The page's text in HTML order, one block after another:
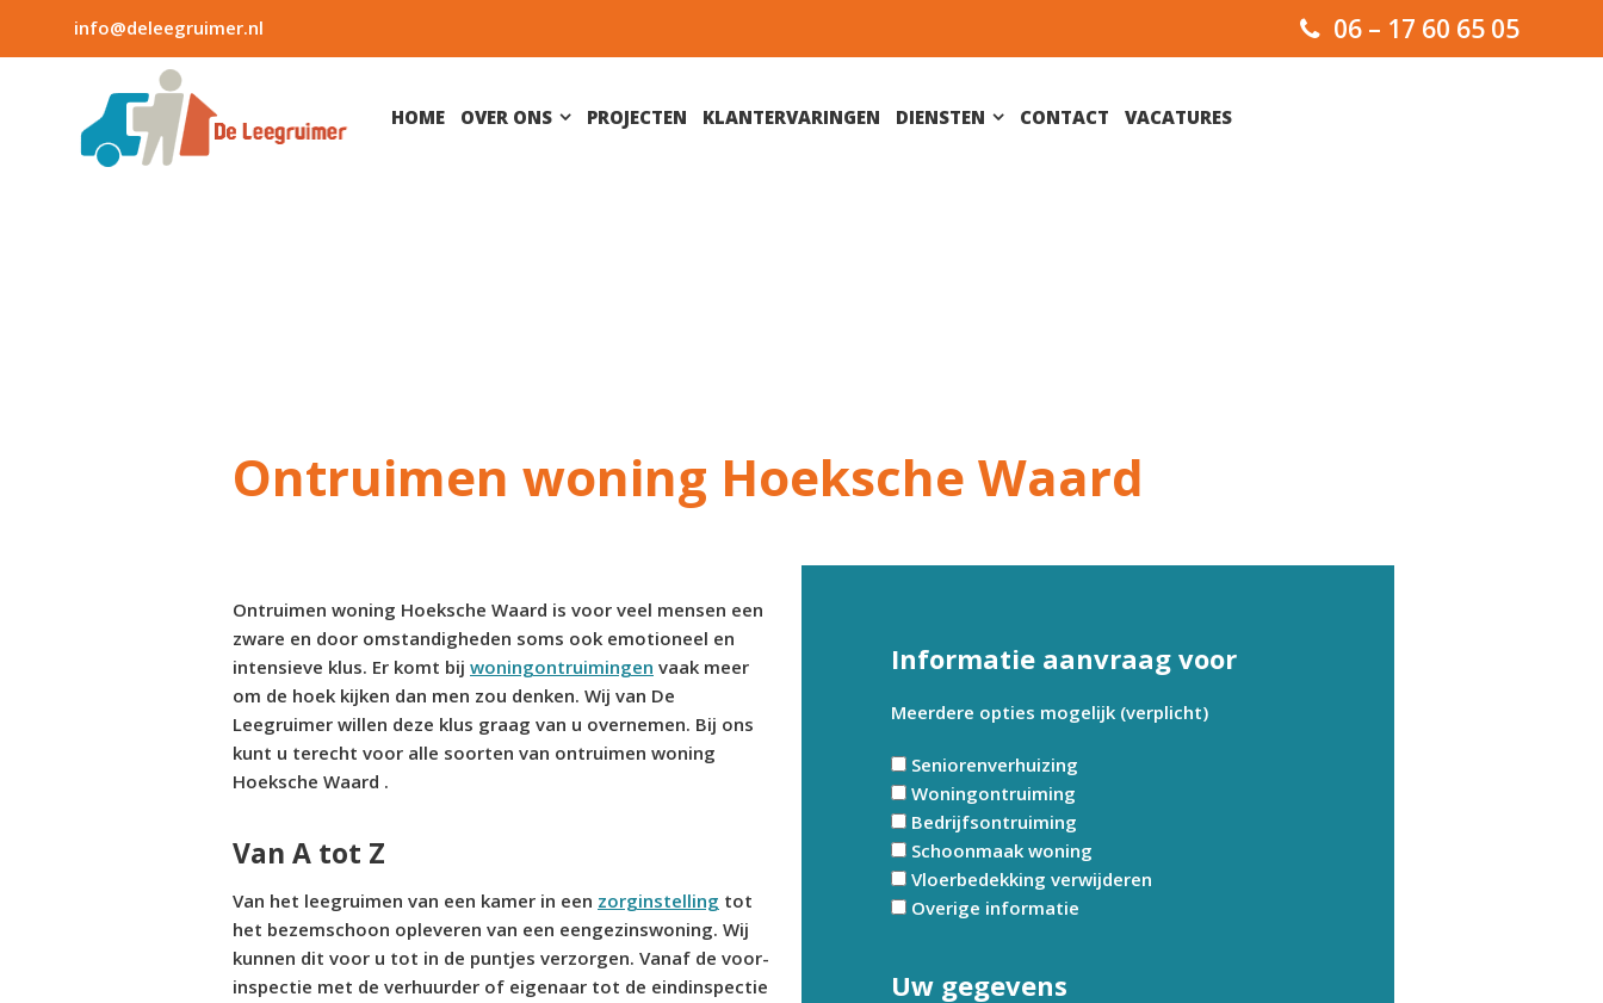
info@deleegruimer.nl 06 – 17 60 65 05
HOME OVER ONS PROJECTEN KLANTERVARINGEN DIENSTEN CONTACT VACATURES
Ontruimen woning Hoeksche Waard
Ontruimen woning Hoeksche Waard is voor veel mensen een
zware en door omstandigheden soms ook emotioneel en
intensieve klus. Er komt bij woningontruimingen vaak meer
om de hoek kijken dan men zou denken. Wij van De
Leegruimer willen deze klus graag van u overnemen. Bij ons
kunt u terecht voor alle soorten van ontruimen woning
Hoeksche Waard .
Van A tot Z
Van het leegruimen van een kamer in een zorginstelling tot
het bezemschoon opleveren van een eengezinswoning. Wij
kunnen dit voor u tot in de puntjes verzorgen. Vanaf de voor-
inspectie met de verhuurder of eigenaar tot de eindinspectie
Informatie aanvraag voor
Meerdere opties mogelijk (verplicht)
Seniorenverhuizing
Woningontruiming
Bedrijfsontruiming
Schoonmaak woning
Vloerbedekking verwijderen
Overige informatie
Uw gegevens